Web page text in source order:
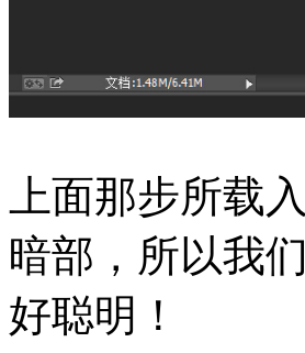
上面那步所载
暗部，所以我
好聪明！